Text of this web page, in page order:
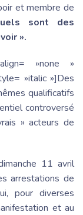
et membre de
sont des
».
»none »
»italic »]Des
qualificatifs
controversé
» acteurs de
11 avril
arrestations de
pour diverses
et au